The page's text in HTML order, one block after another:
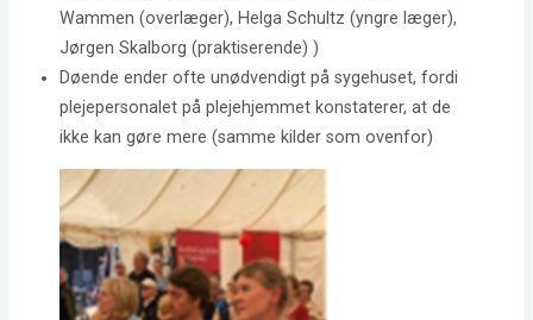
Wammen (overlæger), Helga Schultz (yngre læger),
Jørgen Skalborg (praktiserende) )
Døende ender ofte unødvendigt på sygehuset, fordi
plejepersonalet på plejehjemmet konstaterer, at de
ikke kan gøre mere (samme kilder som ovenfor)